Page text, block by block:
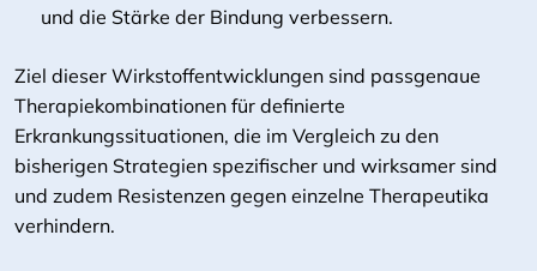
und die Stärke der Bindung verbessern.
Ziel dieser Wirkstoffentwicklungen sind passgenaue
Therapiekombinationen für definierte
Erkrankungssituationen, die im Vergleich zu den
bisherigen Strategien spezifischer und wirksamer sind
und zudem Resistenzen gegen einzelne Therapeutika
verhindern.